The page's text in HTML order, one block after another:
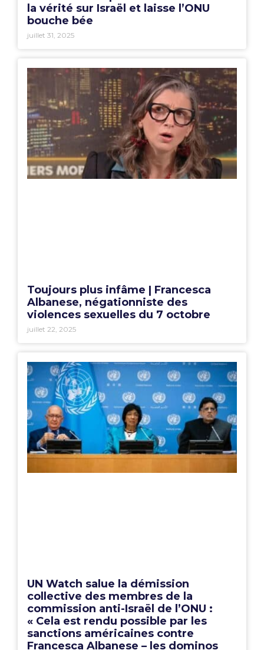
la vérité sur Israël et laisse l’ONU
bouche bée
juillet 31, 2025
Toujours plus infâme | Francesca
Albanese, négationniste des
violences sexuelles du 7 octobre
juillet 22, 2025
UN Watch salue la démission
collective des membres de la
commission anti-Israël de l’ONU :
« Cela est rendu possible par les
sanctions américaines contre
Francesca Albanese – les dominos